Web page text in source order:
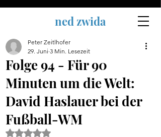
ned zwida
Folge 94 - Für 90
Minuten um die Welt:
David Haslauer bei der
Fußball-WM
Peter Zeitlhofer
29. Juni 3 Min. Lesezeit
Mit NaN von 5 Sternen bewertet.